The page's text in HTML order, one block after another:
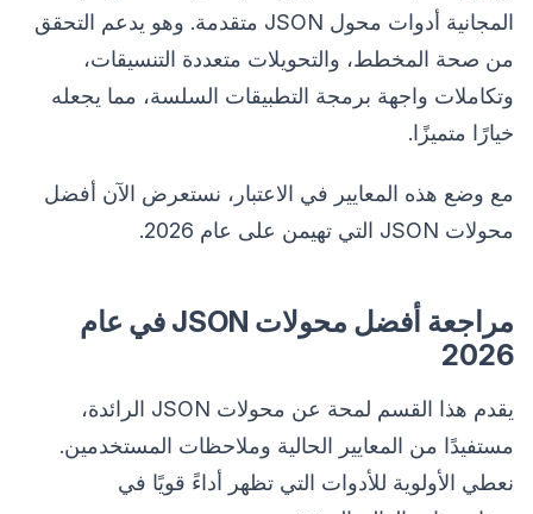
المجانية أدوات محول JSON متقدمة. وهو يدعم التحقق
من صحة المخطط، والتحويلات متعددة التنسيقات،
وتكاملات واجهة برمجة التطبيقات السلسة، مما يجعله
خيارًا متميزًا.
مع وضع هذه المعايير في الاعتبار، نستعرض الآن أفضل
محولات JSON التي تهيمن على عام 2026.
مراجعة أفضل محولات JSON في عام
2026
يقدم هذا القسم لمحة عن محولات JSON الرائدة،
مستفيدًا من المعايير الحالية وملاحظات المستخدمين.
نعطي الأولوية للأدوات التي تظهر أداءً قويًا في